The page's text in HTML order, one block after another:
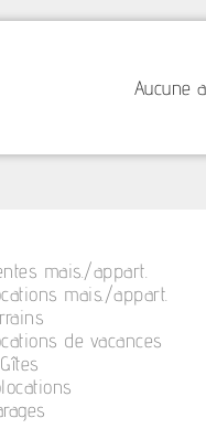
Aucune
mais./appart.
mais./appart.
de vacances